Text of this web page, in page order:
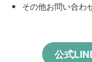
その他お問い合わ
公式